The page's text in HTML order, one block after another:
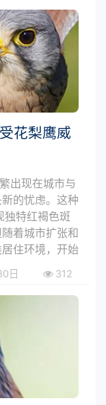
花梨鹰威
出现在城市与
的忧虑。这种
独特红褐色斑
着城市扩张和
住环境，开始
日 312